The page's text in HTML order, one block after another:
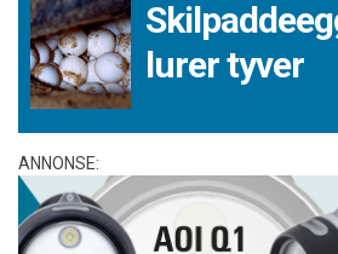
lurer tyver
ANNONSE: